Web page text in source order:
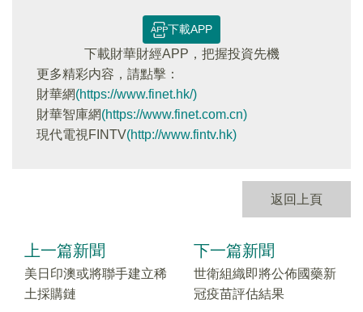
下載APP
下載財華財經APP，把握投資先機
更多精彩内容，請點擊：
財華網(https://www.finet.hk/)
財華智庫網(https://www.finet.com.cn)
現代電視FINTV(http://www.fintv.hk)
返回上頁
上一篇新聞
美日印澳或將聯手建立稀
土採購鏈
下一篇新聞
世衛組織即將公佈國藥新
冠疫苗評估結果